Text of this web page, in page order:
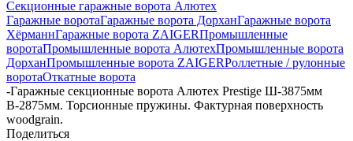
Секционные гаражные ворота Алютех
Гаражные воротаГаражные ворота ДорханГаражные ворота
ХёрманнГаражные ворота ZAIGERПромышленные
воротаПромышленные ворота АлютехПромышленные ворота
ДорханПромышленные ворота ZAIGERРоллетные / рулонные
воротаОткатные ворота
-Гаражные секционные ворота Алютех Prestige Ш-3875мм
В-2875мм. Торсионные пружины. Фактурная поверхность
woodgrain.
Поделиться